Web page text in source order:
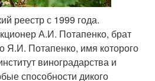
реестр с 1999 года.
А.И. Потапенко, брат
Я.И. Потапенко, имя которого
виноградарства и
способности дикого